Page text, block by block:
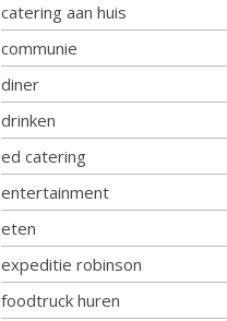
catering aan huis
communie
diner
drinken
ed catering
entertainment
eten
expeditie robinson
foodtruck huren